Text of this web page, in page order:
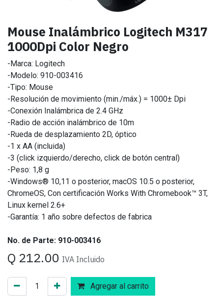
Mouse Inalámbrico Logitech M317
1000Dpi Color Negro
-Marca: Logitech
-Modelo: 910-003416
-Tipo: Mouse
-Resolución de movimiento (min./máx.) = 1000± Dpi
-Conexión Inalámbrica de 2.4 GHz
-Radio de acción inalámbrico de 10m
-Rueda de desplazamiento 2D, óptico
-1 x AA (incluida)
-3 (click izquierdo/derecho, click de botón central)
-Peso: 1,8 g
-Windows® 10,11 o posterior, macOS 10.5 o posterior,
ChromeOS, Con certificación Works With Chromebook™ 3T,
Linux kernel 2.6+
-Garantía: 1 año sobre defectos de fabrica
No. de Parte: 910-003416
Q 212.00 IVA Incluido
Agregar al carrito